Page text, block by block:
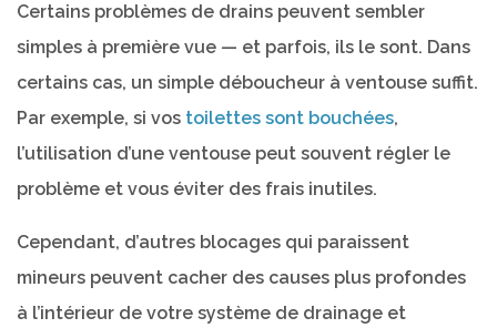
Certains problèmes de drains peuvent sembler
simples à première vue — et parfois, ils le sont. Dans
certains cas, un simple déboucheur à ventouse suffit.
Par exemple, si vos toilettes sont bouchées,
l’utilisation d’une ventouse peut souvent régler le
problème et vous éviter des frais inutiles.
Cependant, d’autres blocages qui paraissent
mineurs peuvent cacher des causes plus profondes
à l’intérieur de votre système de drainage et